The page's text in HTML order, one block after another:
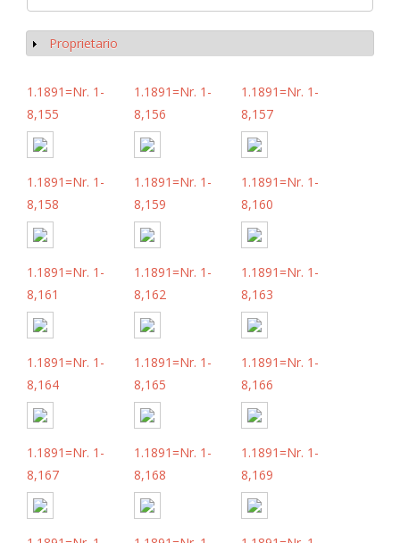
Mostrar
Proprietario
1.1891=Nr. 1-
8,155
1.1891=Nr. 1-
8,156
1.1891=Nr. 1-
8,157
1.1891=Nr. 1-
8,158
1.1891=Nr. 1-
8,159
1.1891=Nr. 1-
8,160
1.1891=Nr. 1-
8,161
1.1891=Nr. 1-
8,162
1.1891=Nr. 1-
8,163
1.1891=Nr. 1-
8,164
1.1891=Nr. 1-
8,165
1.1891=Nr. 1-
8,166
1.1891=Nr. 1-
8,167
1.1891=Nr. 1-
8,168
1.1891=Nr. 1-
8,169